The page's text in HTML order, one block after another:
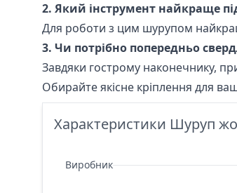
2. Який інструмент найкраще
Для роботи з цим шурупом
3. Чи потрібно попередньо
Завдяки гострому наконечнику,
Обирайте якісне кріплення для
Характеристики Шуруп
Виробник